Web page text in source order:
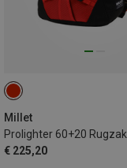
Millet
Prolighter 60+20 Rugzak
€ 225,20
60+20L